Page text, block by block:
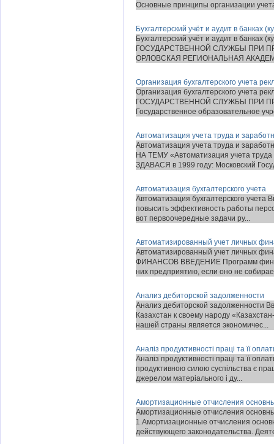
Основные принципы организации
Бухгалтерский учёт и аудит в банках
Бухгалтерский учёт и аудит в
ГОСУДАРСТВЕННОЙ СЛУЖБЫ ПРИ
ОРЛОВСКАЯ РЕГИОНАЛЬНАЯ
Организация бухгалтерского учета
Организация бухгалтерского учета
ГОСУДАРСТВЕННОЙ СЛУЖБЫ ПРИ
Государственное образовательное
Автоматизация учета труда и
Автоматизация учета труда и
НА ТЕМУ «Автоматизация учета
ЗДАВАСЯ в 1999 году: Московский
Автоматизация бухгалтерского учета
Автоматизация бухгалтерского
повысить эффективность работы
вот первоочередные задачи ру...
Автоматизированный учет личных
Автоматизированный учет личных
ФИНАНСОВ ВВЕДЕНИЕ Программ
них предприятию, если оно не
Анализ дебиторской задолженности
Анализ дебиторской задолженности
Казахстан к своему народу
нашей страны является экономичес...
Аналіз продуктивності праці та її
Аналіз продуктивності праці та її
продуктивною силою суспільства є
джерелом матеріального і ду...
Амортизационные отчисления
Амортизационные отчисления
1.Амортизационные отчисления
действующего законодательства.